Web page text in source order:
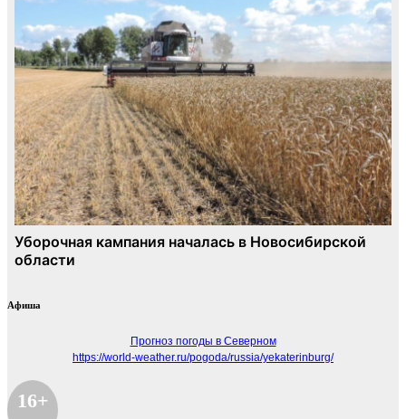
Афиша
Прогноз погоды в Северном
https://world-weather.ru/pogoda/russia/yekaterinburg/
16+